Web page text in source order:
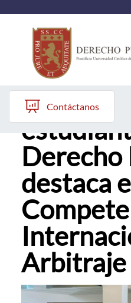
Quiénes somos
Estudiantes y Admisión
Postgrados y Formación
Investigación y Biblioteca
Vinculación con el Medio y
Contáctanos
Equipo de
Derecho
destaca
Arbitraje